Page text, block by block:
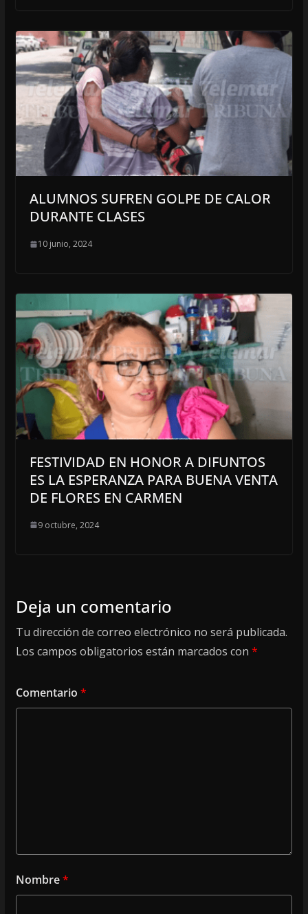
ALUMNOS SUFREN GOLPE DE CALOR
DURANTE CLASES
10 junio, 2024
FESTIVIDAD EN HONOR A DIFUNTOS
ES LA ESPERANZA PARA BUENA VENTA
DE FLORES EN CARMEN
9 octubre, 2024
Deja un comentario
Tu dirección de correo electrónico no será publicada.
Los campos obligatorios están marcados con *
Comentario *
Nombre*